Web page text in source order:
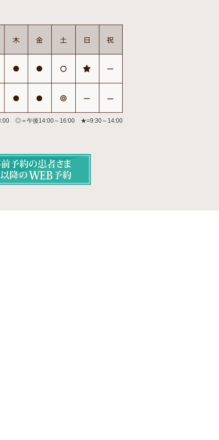
◎＝午後14:00～16:00 ★=9:30～14:00